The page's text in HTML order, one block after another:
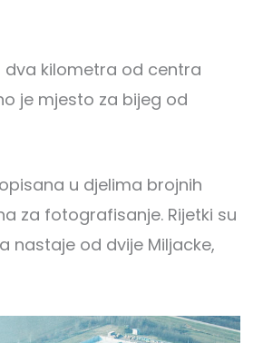
dva kilometra od centra
je mjesto za bijeg od
u djelima brojnih
za fotografisanje. Rijetki su
nastaje od dvije Miljacke,